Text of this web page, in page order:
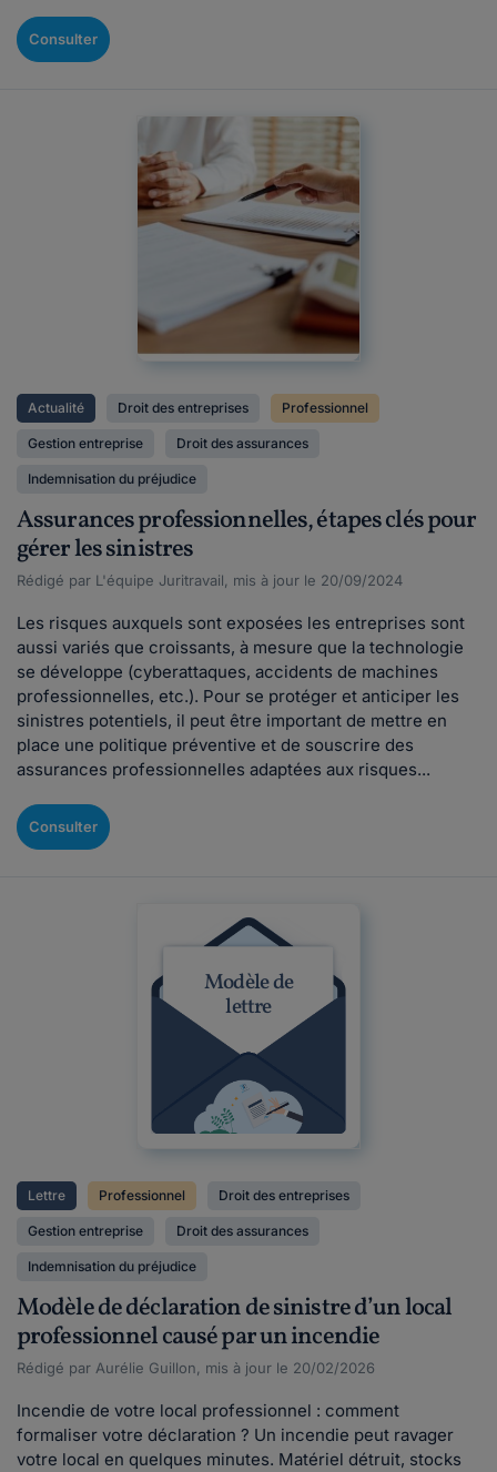
Consulter
Actualité Droit des entreprises Professionnel
Gestion entreprise Droit des assurances
Indemnisation du préjudice
Assurances professionnelles, étapes clés pour
gérer les sinistres
Rédigé par L'équipe Juritravail, mis à jour le 20/09/2024
Les risques auxquels sont exposées les entreprises sont
aussi variés que croissants, à mesure que la technologie
se développe (cyberattaques, accidents de machines
professionnelles, etc.). Pour se protéger et anticiper les
sinistres potentiels, il peut être important de mettre en
place une politique préventive et de souscrire des
assurances professionnelles adaptées aux risques...
Consulter
Modèle de
lettre
Lettre Professionnel Droit des entreprises
Gestion entreprise Droit des assurances
Indemnisation du préjudice
Modèle de déclaration de sinistre d’un local
professionnel causé par un incendie
Rédigé par Aurélie Guillon, mis à jour le 20/02/2026
Incendie de votre local professionnel : comment
formaliser votre déclaration ? Un incendie peut ravager
votre local en quelques minutes. Matériel détruit, stocks